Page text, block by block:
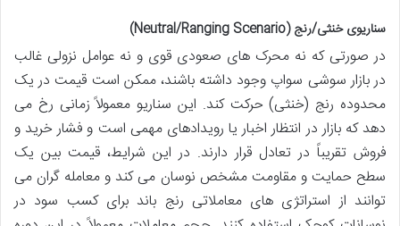
سناریوی خنثی/رنج (Neutral/Ranging Scenario)
در صورتی که نه محرک های صعودی قوی و نه عوامل نزولی غالب
در بازار سوشی سواپ وجود داشته باشند، ممکن است قیمت در یک
محدوده رنج (خنثی) حرکت کند. این سناریو معمولاً زمانی رخ می
دهد که بازار در انتظار اخبار یا رویدادهای مهمی است و فشار خرید و
فروش تقریباً در تعادل قرار دارند. در این شرایط، قیمت بین یک
سطح حمایت و مقاومت مشخص نوسان می کند و معامله گران می
توانند از استراتژی های معاملاتی رنج باند برای کسب سود در